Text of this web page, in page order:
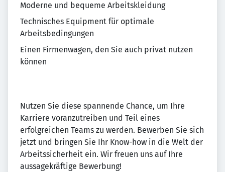
Moderne und bequeme Arbeitskleidung
Technisches Equipment für optimale
Arbeitsbedingungen
Einen Firmenwagen, den Sie auch privat nutzen
können
Nutzen Sie diese spannende Chance, um Ihre
Karriere voranzutreiben und Teil eines
erfolgreichen Teams zu werden. Bewerben Sie sich
jetzt und bringen Sie Ihr Know-how in die Welt der
Arbeitssicherheit ein. Wir freuen uns auf Ihre
aussagekräftige Bewerbung!